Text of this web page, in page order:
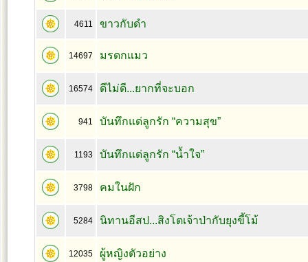
4611 ขาวกับดำ
14697 มรดกแมว
16574 ดีไม่ดี...ยากที่จะบอก
941 บันทึกแด่ลูกรัก “ความสุข”
1193 บันทึกแด่ลูกรัก “น้ำใจ”
3798 คมในฝัก
5284 นิทานอีสป...สิงโตเจ้าป่ากับยุงขี้โม้
12035 ผู้หญิงตัวอย่าง